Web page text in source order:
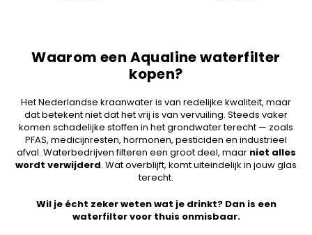
Waarom een Aqualine waterfilter
kopen?
Het Nederlandse kraanwater is van redelijke kwaliteit, maar
dat betekent niet dat het vrij is van vervuiling. Steeds vaker
komen schadelijke stoffen in het grondwater terecht — zoals
PFAS, medicijnresten, hormonen, pesticiden en industrieel
afval. Waterbedrijven filteren een groot deel, maar niet alles
wordt verwijderd. Wat overblijft, komt uiteindelijk in jouw glas
terecht.
Wil je écht zeker weten wat je drinkt? Dan is een
waterfilter voor thuis onmisbaar.